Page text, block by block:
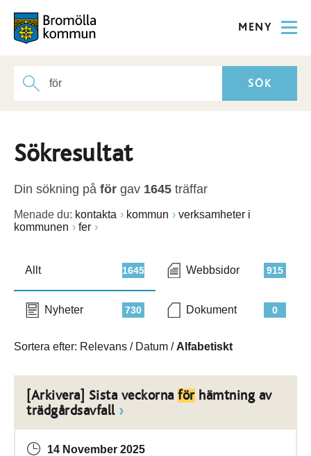
MENY
Sökresultat
Din sökning på för gav 1645 träffar
Menade du: kontakta kommun
verksamheter i
kommunen
fer
1645
Allt 915
Webbsidor
730
Nyheter 0
Dokument
Sortera efter: Relevans / Datum / Alfabetiskt
[Arkivera] Sista veckorna förhämtning av
trädgårdsavfall
14 November 2025